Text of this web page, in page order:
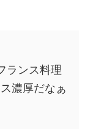
ランス料理
濃厚だなぁ